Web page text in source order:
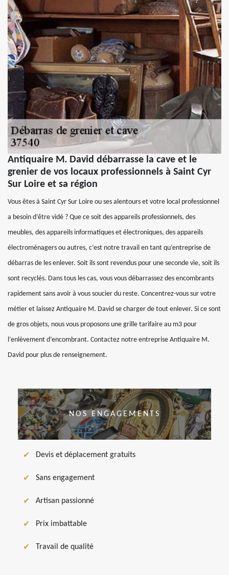
Antiquaire M. David débarrasse la cave et le
grenier de vos locaux professionnels à Saint Cyr
Sur Loire et sa région
Vous êtes à Saint Cyr Sur Loire ou ses alentours et votre local professionnel
a besoin d’être vidé ? Que ce soit des appareils professionnels, des
meubles, des appareils informatiques et électroniques, des appareils
électroménagers ou autres, c’est notre travail en tant qu’entreprise de
débarras de les enlever. Soit ils sont revendus pour une seconde vie, soit ils
sont recyclés. Dans tous les cas, vous vous débarrassez des encombrants
rapidement sans avoir à vous soucier du reste. Concentrez-vous sur votre
métier et laissez Antiquaire M. David se charger de tout enlever. Si ce sont
de gros objets, nous vous proposons une grille tarifaire au m3 pour
l’enlèvement d’encombrant. Contactez notre entreprise Antiquaire M.
David pour plus de renseignement.
NOS ENGAGEMENTS
Devis et déplacement gratuits
Sans engagement
Artisan passionné
Prix imbattable
Travail de qualité